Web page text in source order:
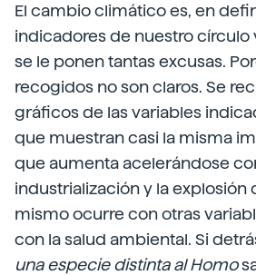
El cambio climático es, en
indicadores de nuestro círculo
se le ponen tantas excusas.
recogidos no son claros. Se
gráficos de las variables
que muestran casi la misma
que aumenta acelerándose
industrialización y la explosión
mismo ocurre con otras
con la salud ambiental. Si
una especie distinta al Homo